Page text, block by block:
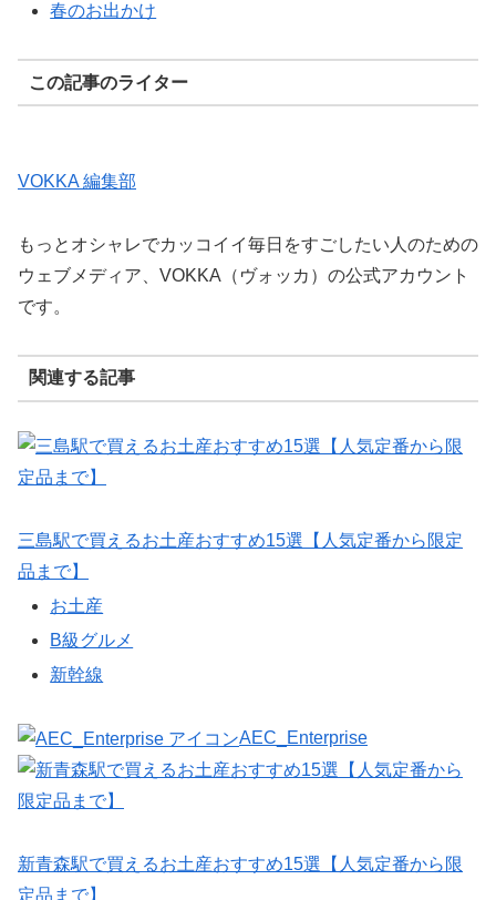
春のお出かけ
この記事のライター
VOKKA 編集部
もっとオシャレでカッコイイ毎日をすごしたい人のための
ウェブメディア、VOKKA（ヴォッカ）の公式アカウント
です。
関連する記事
三島駅で買えるお土産おすすめ15選【人気定番から限定
品まで】
お土産
B級グルメ
新幹線
AEC_Enterprise
新青森駅で買えるお土産おすすめ15選【人気定番から限
定品まで】